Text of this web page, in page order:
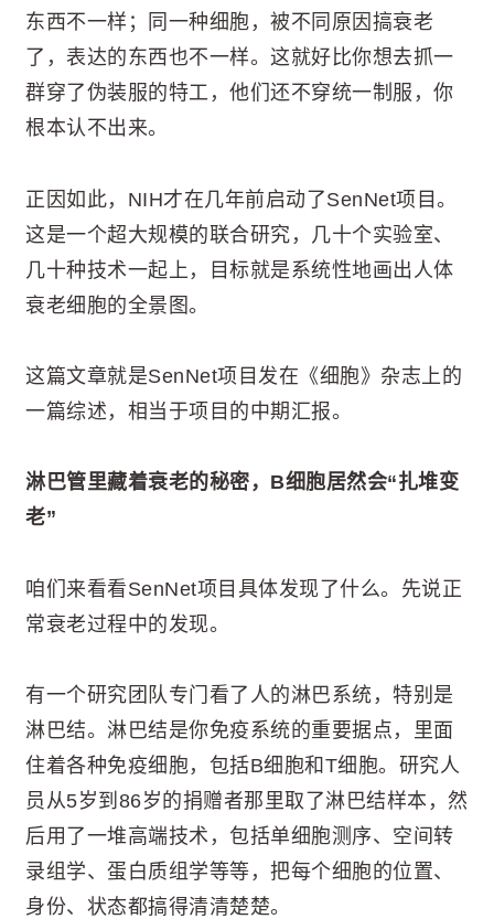
东西不一样；同一种细胞，被不同原因搞衰老
了，表达的东西也不一样。这就好比你想去抓一
群穿了伪装服的特工，他们还不穿统一制服，你
根本认不出来。
正因如此，NIH才在几年前启动了SenNet项目。
这是一个超大规模的联合研究，几十个实验室、
几十种技术一起上，目标就是系统性地画出人体
衰老细胞的全景图。
这篇文章就是SenNet项目发在《细胞》杂志上的
一篇综述，相当于项目的中期汇报。
淋巴管里藏着衰老的秘密，B细胞居然会“扎堆变
老”
咱们来看看SenNet项目具体发现了什么。先说正
常衰老过程中的发现。
有一个研究团队专门看了人的淋巴系统，特别是
淋巴结。淋巴结是你免疫系统的重要据点，里面
住着各种免疫细胞，包括B细胞和T细胞。研究人
员从5岁到86岁的捐赠者那里取了淋巴结样本，然
后用了一堆高端技术，包括单细胞测序、空间转
录组学、蛋白质组学等等，把每个细胞的位置、
身份、状态都搞得清清楚楚。